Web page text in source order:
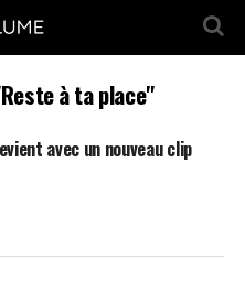
à ta place"
avec un nouveau clip